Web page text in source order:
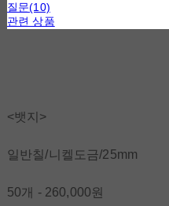
질문(10)
관련 상품
<뱃지>
일반칠/니켈도금/25mm
50개 - 260,000원